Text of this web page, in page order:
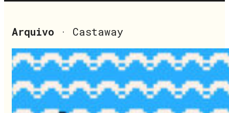
Arquivo · Castaway